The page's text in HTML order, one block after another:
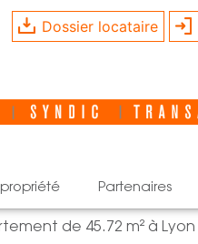
Dossier locataire
partenaires
de 45.72 m² à Lyon